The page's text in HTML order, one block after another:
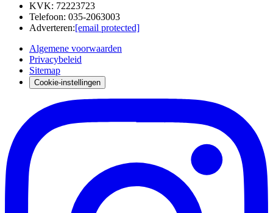
KVK: 72223723
Telefoon: 035-2063003
Adverteren:[email protected]
Algemene voorwaarden
Privacybeleid
Sitemap
Cookie-instellingen